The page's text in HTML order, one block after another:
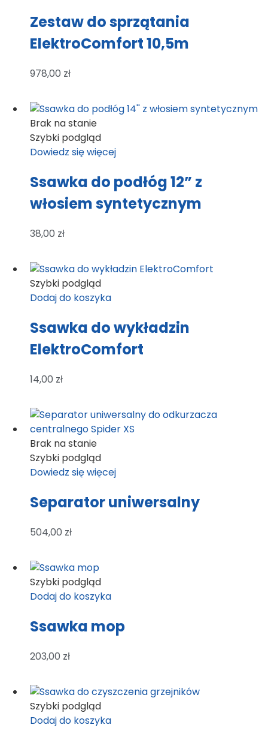
Zestaw do sprzątania
ElektroComfort 10,5m
978,00 zł
Brak na stanie
Szybki podgląd
Dowiedz się więcej
Ssawka do podłóg 12” z
włosiem syntetycznym
38,00 zł
Szybki podgląd
Dodaj do koszyka
Ssawka do wykładzin
ElektroComfort
14,00 zł
Brak na stanie
Szybki podgląd
Dowiedz się więcej
Separator uniwersalny
504,00 zł
Szybki podgląd
Dodaj do koszyka
Ssawka mop
203,00 zł
Szybki podgląd
Dodaj do koszyka